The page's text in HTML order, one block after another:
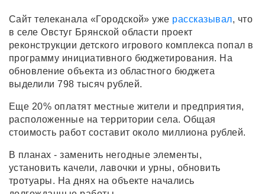
Сайт телеканала «Городской» уже рассказывал, что
в селе Овстуг Брянской области проект
реконструкции детского игрового комплекса попал в
программу инициативного бюджетирования. На
обновление объекта из областного бюджета
выделили 798 тысяч рублей.
Еще 20% оплатят местные жители и предприятия,
расположенные на территории села. Общая
стоимость работ составит около миллиона рублей.
В планах - заменить негодные элементы,
установить качели, лавочки и урны, обновить
тротуары. На днях на объекте начались